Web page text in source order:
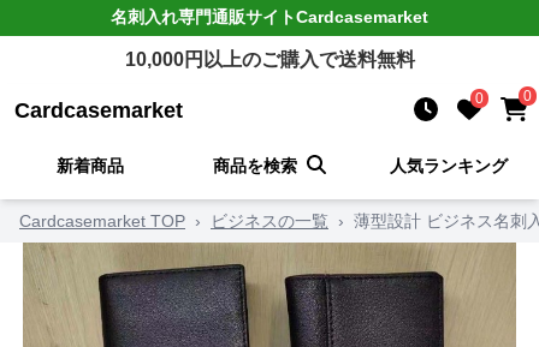
名刺入れ専門通販サイトCardcasemarket
10,000円以上のご購入で送料無料
Cardcasemarket 0 0
新着商品 商品を検索 人気ランキング
Cardcasemarket TOP › ビジネスの一覧 › 薄型設計 ビジネス名刺